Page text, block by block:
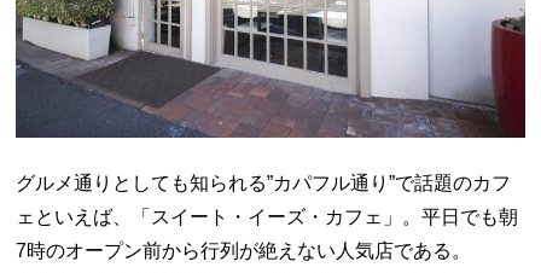
グルメ通りとしても知られる”カパフル通り”で話題のカフ
ェといえば、「スイート・イーズ・カフェ」。平日でも朝
7時のオープン前から行列が絶えない人気店である。